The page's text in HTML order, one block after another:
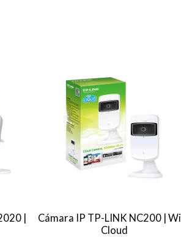
|
Cámara IP TP-LINK NC200 |
Cloud